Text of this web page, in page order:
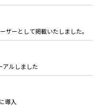
ザーとして掲載いたしました。
アルしました
導入